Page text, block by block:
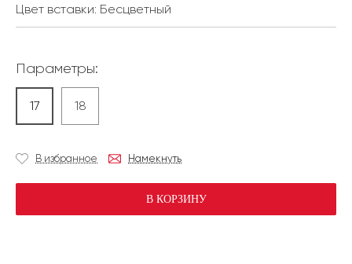
Цвет вставки: Бесцветный
Параметры:
17 18
В избранное Намекнуть
В КОРЗИНУ